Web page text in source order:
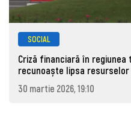
SOCIAL
Criză financiară în
recunoaște lipsa
30 martie 2026, 19:10